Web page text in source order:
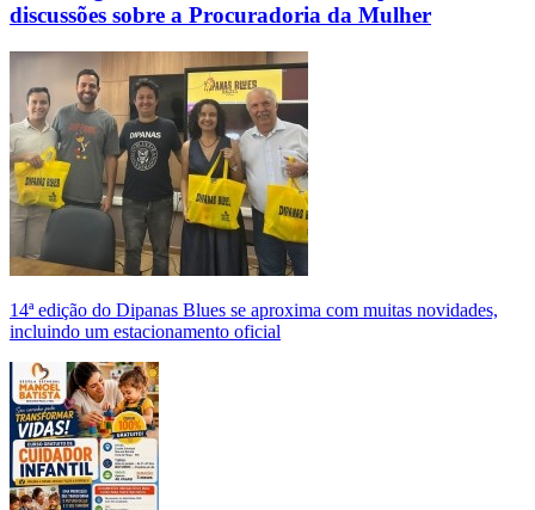
discussões sobre a Procuradoria da Mulher
14ª edição do Dipanas Blues se aproxima com muitas novidades,
incluindo um estacionamento oficial